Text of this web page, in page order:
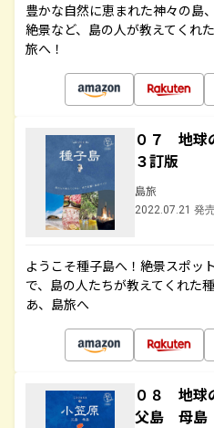
豊かな自然に恵まれた神々の島
絶景など、島の人が教えてくれ
旅へ！
０７ 地
３訂版
島旅
2022.07.21 発
ようこそ種子島へ！絶景スポッ
で、島の人たちが教えてくれた
あ、島旅へ
０８ 地
父島 母島